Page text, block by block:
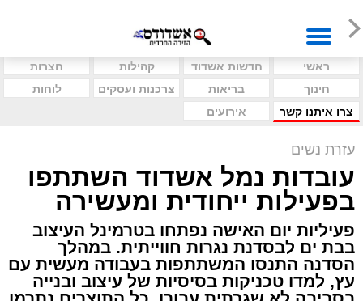
ראשי חדשות אשדוד קהילות
חצרות
חינוך
בריאות צרכנות ועסקים
לוחות
צרו איתנו קשר
אירועים
עזרת נשים
עובדות נמל אשדוד השתתפו
בפעילות ייחודית ומעשירה
פעיליות יום האישה נפתחו בטרמינל העיצוב
בבת ים לבסדנת נגרות חווייתית. במהלך
הסדנה התנסו המשתתפות בעבודה מעשית עם
עץ, למדו טכניקות בסיסיות של עיצוב ובנייה